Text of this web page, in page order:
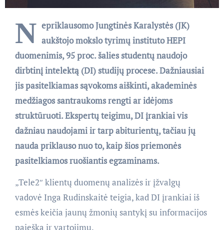
N epriklausomo Jungtinės Karalystės (JK)
aukštojo mokslo tyrimų instituto HEPI
duomenimis, 95 proc. šalies studentų naudojo
dirbtinį intelektą (DI) studijų procese. Dažniausiai
jis pasitelkiamas sąvokoms aiškinti, akademinės
medžiagos santraukoms rengti ar idėjoms
struktūruoti. Ekspertų teigimu, DI įrankiai vis
dažniau naudojami ir tarp abiturientų, tačiau jų
nauda priklauso nuo to, kaip šios priemonės
pasitelkiamos ruošiantis egzaminams.
„Tele2″ klientų duomenų analizės ir įžvalgų
vadovė Inga Rudinskaitė teigia, kad DI įrankiai iš
esmės keičia jaunų žmonių santykį su informacijos
paieška ir vartojimu.